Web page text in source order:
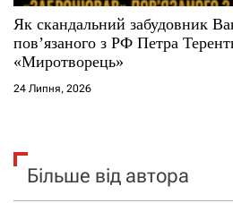
Як скандальний забудовник
повʼязаного з РФ Петра
«Миротворець»
24 Липня, 2026
Більше від автора